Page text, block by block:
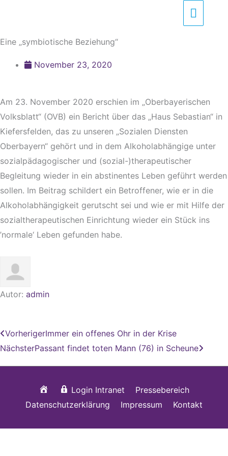
springen
Eine „symbiotische Beziehung“
November 23, 2020
Am 23. November 2020 erschien im „Oberbayerischen
Volksblatt“ (OVB) ein Bericht über das „Haus Sebastian“ in
Kiefersfelden, das zu unseren „Sozialen Diensten
Oberbayern“ gehört und in dem Alkoholabhängige unter
sozialpädagogischer und (sozial-)therapeutischer
Begleitung wieder in ein abstinentes Leben geführt werden
sollen. Im Beitrag schildert ein Betroffener, wie er in die
Alkoholabhängigkeit gerutscht sei und wie er mit Hilfe der
sozialtherapeutischen Einrichtung wieder ein Stück ins
’normale‘ Leben gefunden habe.
Autor: admin
Zurück
VorherigerImmer ein offenes Ohr in der Krise
NächsterPassant findet toten Mann (76) in Scheune
StartseiteLogin Intranet
Pressebereich
Datenschutzerklärung
Impressum Kontakt